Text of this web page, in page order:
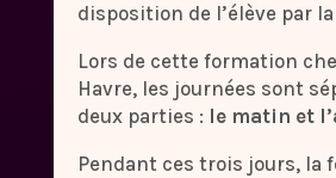
disposition de l’élève par
Lors de cette formation
Havre, les journées sont
deux parties : le matin et
Pendant ces trois jours, la